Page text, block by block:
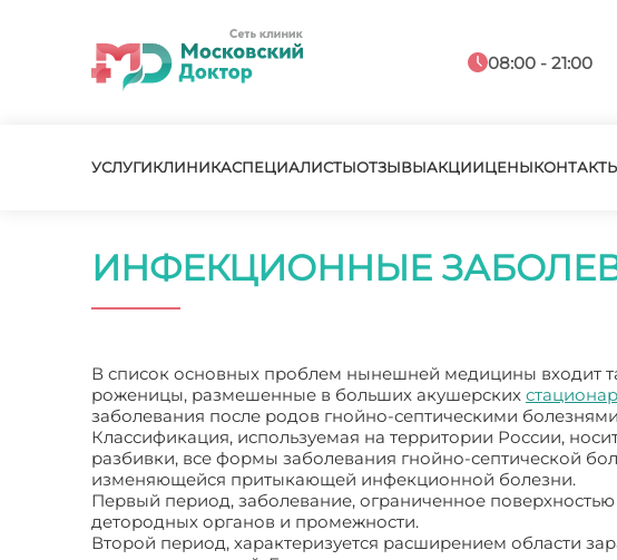
08:00 - 21:00
УСЛУГИКЛИНИКАСПЕЦИАЛИСТЫОТЗЫВЫАКЦИИЦЕНЫ
ИНФЕКЦИОННЫЕ
В список основных проблем нынешней медицины входит
роженицы, размешенные в больших акушерских
заболевания после родов гнойно-септическими
Классификация, используемая на территории России,
разбивки, все формы заболевания гнойно-септической
изменяющейся притыкающей инфекционной болезни.
Первый период, заболевание, ограниченное
детородных органов и промежности.
Второй период, характеризуется расширением области